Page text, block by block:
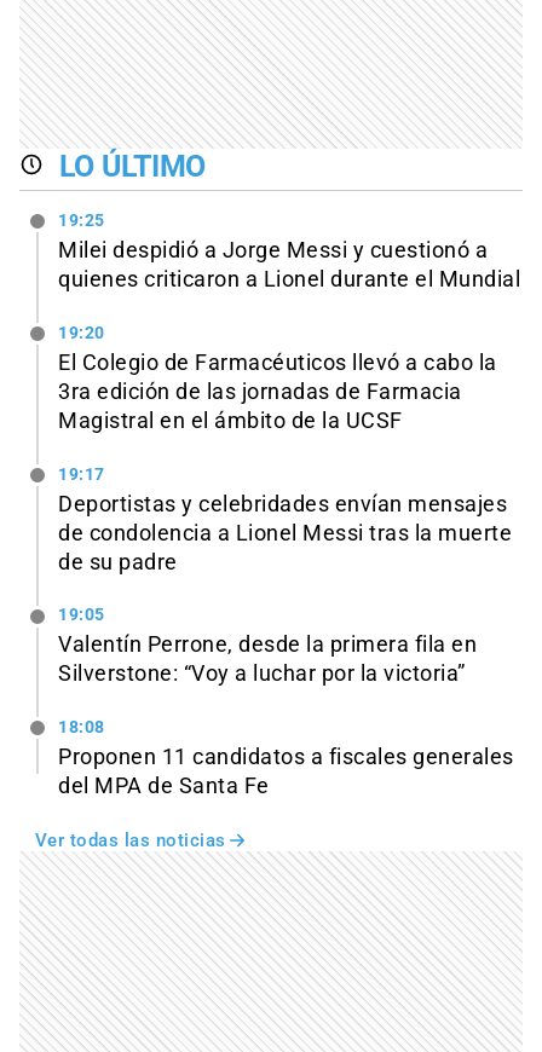
LO ÚLTIMO
19:25
Milei despidió a Jorge Messi y cuestionó a
quienes criticaron a Lionel durante el Mundial
19:20
El Colegio de Farmacéuticos llevó a cabo la
3ra edición de las jornadas de Farmacia
Magistral en el ámbito de la UCSF
19:17
Deportistas y celebridades envían mensajes
de condolencia a Lionel Messi tras la muerte
de su padre
19:05
Valentín Perrone, desde la primera fila en
Silverstone: “Voy a luchar por la victoria”
18:08
Proponen 11 candidatos a fiscales generales
del MPA de Santa Fe
Ver todas las noticias